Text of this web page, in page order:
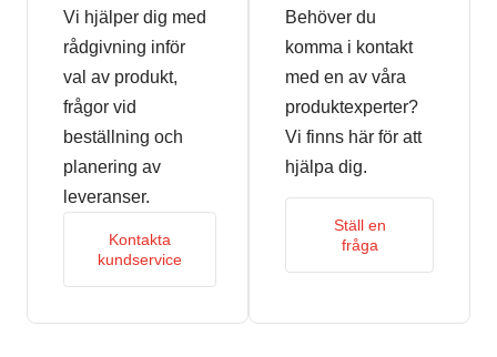
Vi hjälper dig med
rådgivning inför
val av produkt,
frågor vid
beställning och
planering av
leveranser.
Kontakta
kundservice
Behöver du
komma i kontakt
med en av våra
produktexperter?
Vi finns här för att
hjälpa dig.
Ställ en
fråga